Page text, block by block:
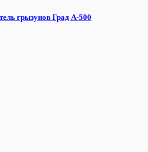
грызунов Град А-500